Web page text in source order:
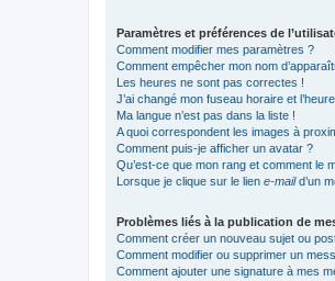
Paramètres et préférences de
Comment modifier mes paramètres ?
Comment empêcher mon nom
Les heures ne sont pas correctes !
J’ai changé mon fuseau horaire et
Ma langue n’est pas dans la liste !
A quoi correspondent les images à
Comment puis-je afficher un avatar ?
Qu’est-ce que mon rang et comment le
Lorsque je clique sur le lien e-maild’un
Problèmes liés à la publication de
Comment créer un nouveau sujet ou
Comment modifier ou supprimer un
Comment ajouter une signature à mes